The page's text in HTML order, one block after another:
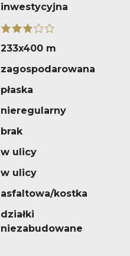
inwestycyjna
233x400 m
zagospodarowana
płaska
nieregularny
brak
w ulicy
w ulicy
asfaltowa/kostka
działki
niezabudowane